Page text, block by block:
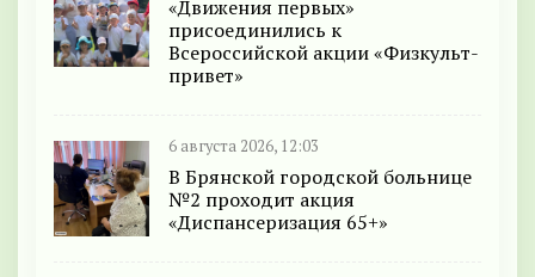
«Движения первых»
присоединились к
Всероссийской акции «Физкульт-
привет»
6 августа 2026, 12:03
В Брянской городской больнице
№2 проходит акция
«Диспансеризация 65+»